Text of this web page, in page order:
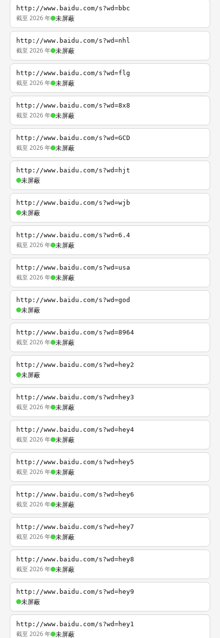
http://www.baidu.com/s?wd=bbc
截至 2026 年 未屏蔽
http://www.baidu.com/s?wd=nhl
截至 2026 年 未屏蔽
http://www.baidu.com/s?wd=flg
截至 2026 年 未屏蔽
http://www.baidu.com/s?wd=8x8
截至 2026 年 未屏蔽
http://www.baidu.com/s?wd=GCD
截至 2026 年 未屏蔽
http://www.baidu.com/s?wd=hjt
未屏蔽
http://www.baidu.com/s?wd=wjb
未屏蔽
http://www.baidu.com/s?wd=6.4
截至 2026 年 未屏蔽
http://www.baidu.com/s?wd=usa
截至 2026 年 未屏蔽
http://www.baidu.com/s?wd=god
未屏蔽
http://www.baidu.com/s?wd=8964
截至 2026 年 未屏蔽
http://www.baidu.com/s?wd=hey2
未屏蔽
http://www.baidu.com/s?wd=hey3
截至 2026 年 未屏蔽
http://www.baidu.com/s?wd=hey4
截至 2026 年 未屏蔽
http://www.baidu.com/s?wd=hey5
截至 2026 年 未屏蔽
http://www.baidu.com/s?wd=hey6
截至 2026 年 未屏蔽
http://www.baidu.com/s?wd=hey7
截至 2026 年 未屏蔽
http://www.baidu.com/s?wd=hey8
截至 2026 年 未屏蔽
http://www.baidu.com/s?wd=hey9
未屏蔽
http://www.baidu.com/s?wd=hey1
截至 2026 年 未屏蔽